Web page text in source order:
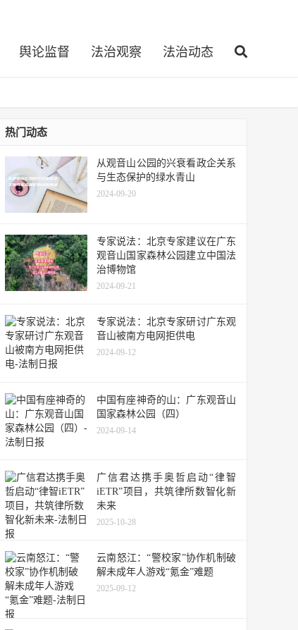
舆论监督 法治观察 法治动态
热门动态
从观音山公园的兴衰看政企关系
与生态保护的绿水青山
2024-09-20
专家说法：北京专家建议在广东
观音山国家森林公园建立中国法
治博物馆
2024-09-21
专家说法：北京专家研讨广东观
音山被南方电网拒供电
2024-09-12
中国有座神奇的山：广东观音山
国家森林公园（四）
2024-09-14
广信君达携手奥哲启动“律智
iETR”项目，共筑律所数智化新
未来
2025-10-28
云南怒江：“警校家”协作机制破
解未成年人游戏“氪金”难题
2025-09-12